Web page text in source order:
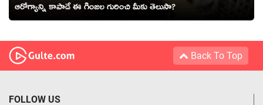
ఆరోగ్యాన్ని కాపాడే ఈ గింజల గురించి మీకు తెలుసా?
Back To Top
FOLLOW US